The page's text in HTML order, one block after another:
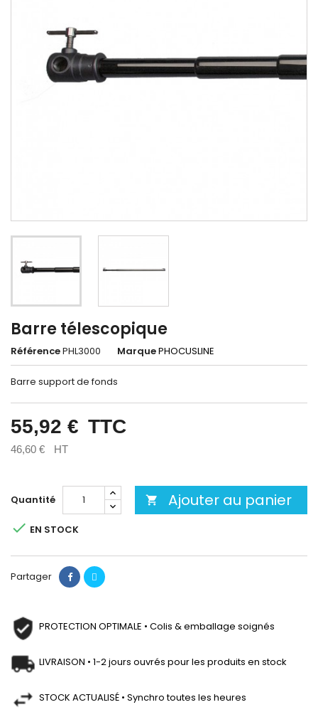
Barre télescopique
RéférencePHL3000 MarquePHOCUSLINE
Barre support de fonds
55,92 € TTC
46,60 € HT
Quantité  Ajouter au panier
 EN STOCK
Partager
PROTECTION OPTIMALE • Colis & emballage soignés
LIVRAISON • 1-2 jours ouvrés pour les produits en stock
STOCK ACTUALISÉ • Synchro toutes les heures